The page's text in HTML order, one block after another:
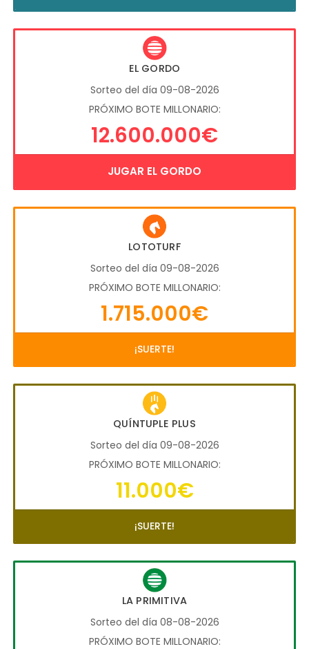
EL GORDO
Sorteo del día 09-08-2026
PRÓXIMO BOTE MILLONARIO:
12.600.000€
JUGAR EL GORDO
LOTOTURF
Sorteo del día 09-08-2026
PRÓXIMO BOTE MILLONARIO:
1.715.000€
¡SUERTE!
QUÍNTUPLE PLUS
Sorteo del día 09-08-2026
PRÓXIMO BOTE MILLONARIO:
11.000€
¡SUERTE!
LA PRIMITIVA
Sorteo del día 08-08-2026
PRÓXIMO BOTE MILLONARIO: